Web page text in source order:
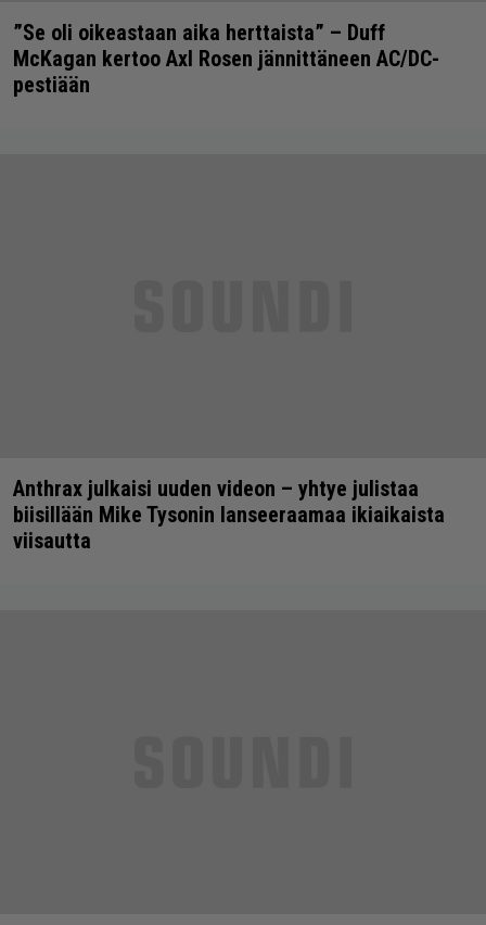
”Se oli oikeastaan aika herttaista” – Duff
McKagan kertoo Axl Rosen jännittäneen AC/DC-
pestiään
Anthrax julkaisi uuden videon – yhtye julistaa
biisillään Mike Tysonin lanseeraamaa ikiaikaista
viisautta